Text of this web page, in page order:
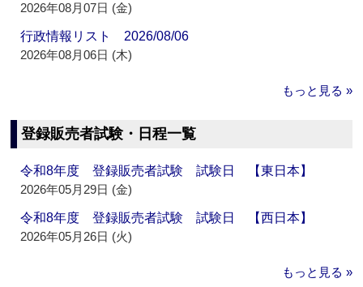
2026年08月07日 (金)
行政情報リスト 2026/08/06
2026年08月06日 (木)
もっと見る »
登録販売者試験・日程一覧
令和8年度 登録販売者試験 試験日 【東日本】
2026年05月29日 (金)
令和8年度 登録販売者試験 試験日 【西日本】
2026年05月26日 (火)
もっと見る »